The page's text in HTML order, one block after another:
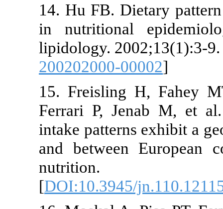
14. Hu FB. Dietary
in nutritional
lipidology.
200202000-00002
15. Freisling H,
Ferrari P, Jenab M,
intake patterns
and between
nutrition.
[DOI:10.3945/